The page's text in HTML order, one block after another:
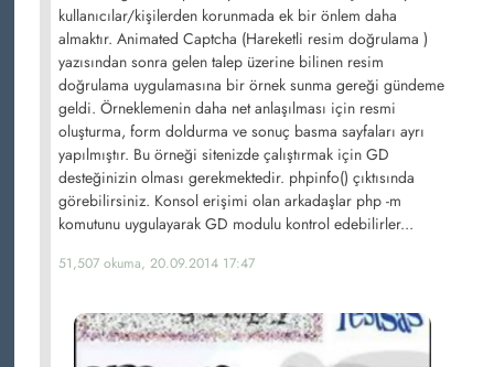
kullanıcılar/kişilerden korunmada ek bir önlem daha
almaktır. Animated Captcha (Hareketli resim doğrulama )
yazısından sonra gelen talep üzerine bilinen resim
doğrulama uygulamasına bir örnek sunma gereği gündeme
geldi. Örneklemenin daha net anlaşılması için resmi
oluşturma, form doldurma ve sonuç basma sayfaları ayrı
yapılmıştır. Bu örneği sitenizde çalıştırmak için GD
desteğinizin olması gerekmektedir. phpinfo() çıktısında
görebilirsiniz. Konsol erişimi olan arkadaşlar php -m
komutunu uygulayarak GD modulu kontrol edebilirler...
51,507 okuma, 20.09.2014 17:47